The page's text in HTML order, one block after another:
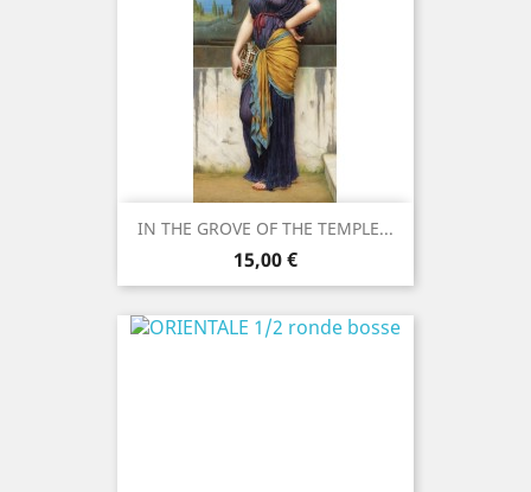
IN THE GROVE OF THE TEMPLE...
Precio
15,00 €